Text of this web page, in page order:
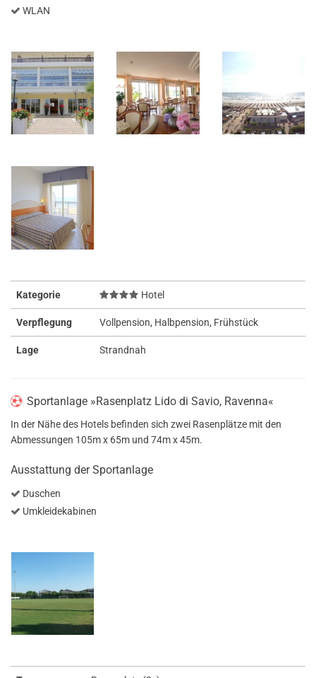
WLAN
Kategorie Hotel
Verpflegung Vollpension, Halbpension, Frühstück
Lage Strandnah
Sportanlage »Rasenplatz Lido di Savio, Ravenna«
In der Nähe des Hotels befinden sich zwei Rasenplätze mit den
Abmessungen 105m x 65m und 74m x 45m.
Ausstattung der Sportanlage
Duschen
Umkleidekabinen